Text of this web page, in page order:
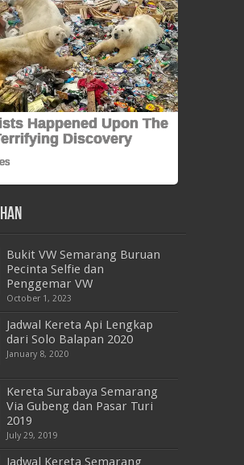
Bukit VW Semarang Buruan
Pecinta Selfie dan
Penggemar VW
October 1, 2023
Jadwal Kereta Api Lengkap
dari Solo Balapan 2020
January 8, 2020
Kereta Surabaya Semarang
Via Gubeng dan Pasar Turi
2019
July 29, 2019
Jadwal Kereta Semarang